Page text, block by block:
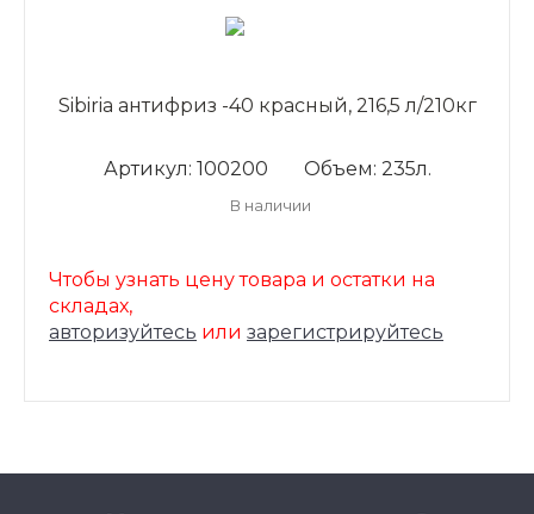
Sibiria антифриз -40 красный, 216,5 л/210кг
Артикул: 100200 Объем: 235л.
В наличии
Чтобы узнать цену товара и остатки на
складах,
авторизуйтесь или зарегистрируйтесь